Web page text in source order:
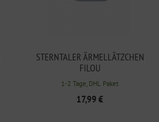
STERNTALER ÄRMELLÄTZCHEN
FILOU
1-2 Tage, DHL Paket
17,99 €